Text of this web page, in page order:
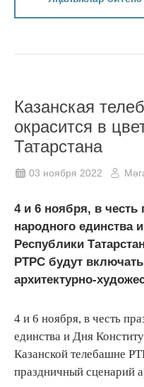
Казанская
окрасится в
Татарстана
03 ноября 2022
4 и 6 ноября, в честь
народного единства
Республики
РТРС будут
архитектурно-
4 и 6 ноября, в честь
единства и Дня
Казанской телебашне
праздничный сценарий